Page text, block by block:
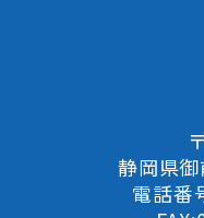
静岡県
電話番